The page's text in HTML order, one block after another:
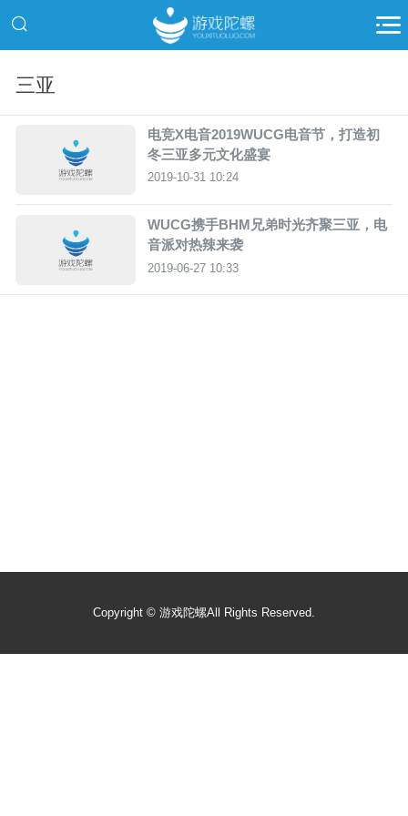
三亚
电竞X电音2019WUCG电音节，打造初
冬三亚多元文化盛宴
2019-10-31 10:24
WUCG携手BHM兄弟时光齐聚三亚，电
音派对热辣来袭
2019-06-27 10:33
Copyright © 游戏陀螺All Rights Reserved.